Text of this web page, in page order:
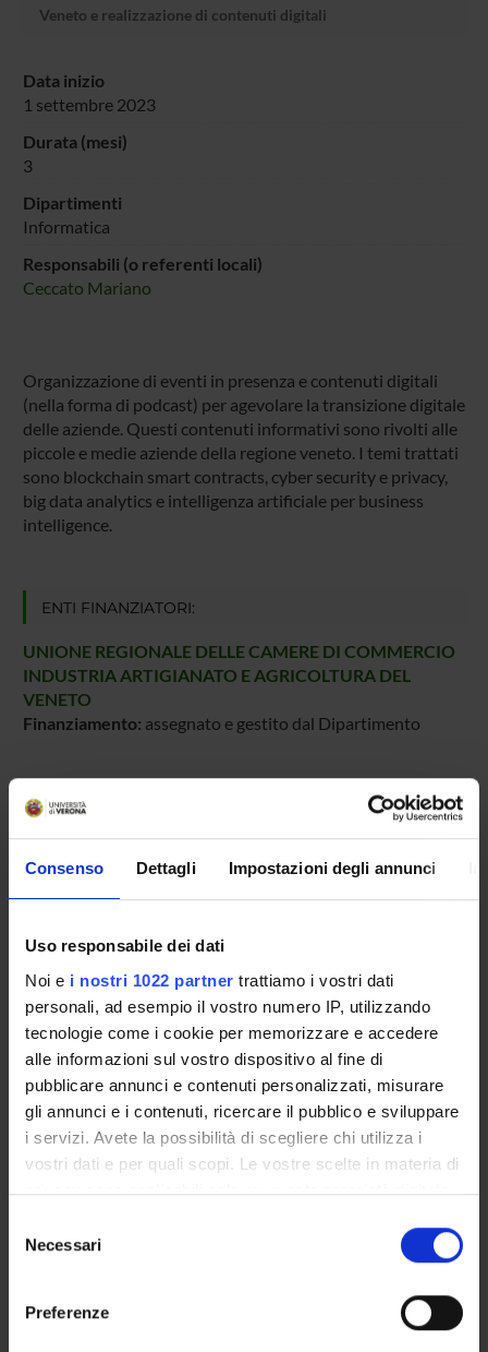
Consenso Dettagli Impostazioni degli annunci
Uso responsabile dei dati
Noi e i nostri 1022 partner trattiamo i vostri dati
personali, ad esempio il vostro numero IP, utilizzando
tecnologie come i cookie per memorizzare e accedere
alle informazioni sul vostro dispositivo al fine di
pubblicare annunci e contenuti personalizzati, misurare
gli annunci e i contenuti, ricercare il pubblico e sviluppare
i servizi. Avete la possibilità di scegliere chi utilizza i
vostri dati e per quali scopi. Le vostre scelte in materia di
privacy sono applicabili solo su questa proprietà digitale
modificare o revocare il proprio consenso in qualsiasi
momento dalla Dichiarazione sui cookie o facendo clic
delNecessari
Preferenze
Veneto e realizzazione di contenuti digitali
Data inizio
1 settembre 2023
Durata (mesi)
3
Dipartimenti
Informatica
Responsabili (o referenti locali)
Ceccato Mariano
Organizzazione di eventi in presenza e contenuti digitali
(nella forma di podcast) per agevolare la transizione digitale
delle aziende. Questi contenuti informativi sono rivolti alle
piccole e medie aziende della regione veneto. I temi trattati
sono blockchain smart contracts, cyber security e privacy,
big data analytics e intelligenza artificiale per business
intelligence.
ENTI FINANZIATORI:
UNIONE REGIONALE DELLE CAMERE DI COMMERCIO
INDUSTRIA ARTIGIANATO E AGRICOLTURA DEL
VENETO
Finanziamento: assegnato e gestito dal Dipartimento
PARTECIPANTI AL PROGETTO
Damiano Carra
Professore associato
Sara Migliorini
Professore associato
Federica Maria Francesca Paci
Professore associato
Nicola Fausto Spoto
Professore associato